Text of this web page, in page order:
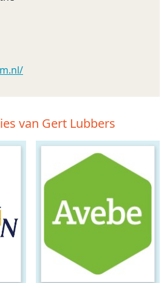
van Gert Lubbers